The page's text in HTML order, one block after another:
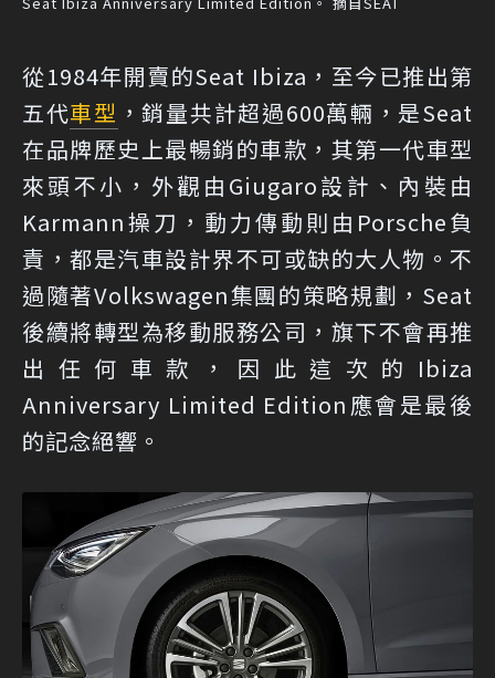
從1984年開賣的Seat Ibiza，至今已推出第
五代車型 ，銷量共計超過600萬輛，是Seat
在品牌歷史上最暢銷的車款，其第一代車型
來頭不小，外觀由Giugaro設計、內裝由
Karmann操刀，動力傳動則由Porsche負
責，都是汽車設計界不可或缺的大人物。不
過隨著Volkswagen集團的策略規劃，Seat
後續將轉型為移動服務公司，旗下不會再推
出任何車款，因此這次的Ibiza
Anniversary Limited Edition應會是最後
的記念絕響。